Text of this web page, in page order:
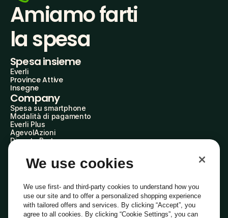
Amiamo farti
la spesa
Spesa insieme
Everli
Province Attive
Insegne
Company
Spesa su smartphone
Modalità di pagamento
Everli Plus
AgevolAzioni
Diventa Partner
Everli Shoppers
About Us
Everli News
Domande frequenti
Lavora con noi
Diventa Shopper
We use cookies
We use first- and third-party cookies to understand how you
use our site and to offer a personalized shopping experience
with tailored offers and services. By clicking “Accept”, you
agree to all cookies. By clicking “Cookie Settings”, you can